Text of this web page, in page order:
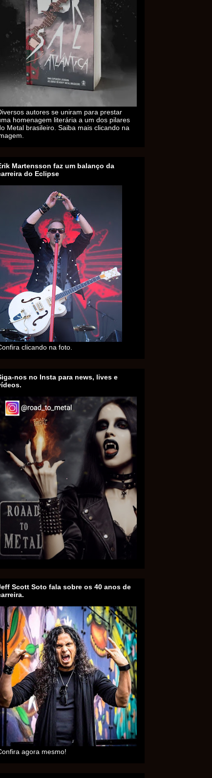
autores se uniram para prestar
homenagem literária a um dos pilares
Metal brasileiro. Saiba mais clicando na
Martensson faz um balanço da
do Eclipse
clicando na foto.
nos no Insta para news, lives e
Scott Soto fala sobre os 40 anos de
agora mesmo!